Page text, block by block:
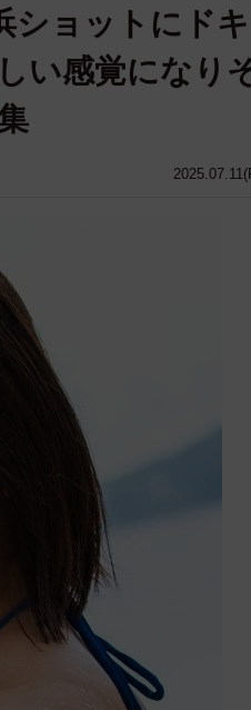
ョットにドキ
い感覚になり